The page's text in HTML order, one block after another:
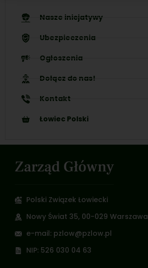
Nasze inicjatywy
Ubezpieczenia
Ogłoszenia
Dołącz do nas!
Kontakt
Łowiec Polski
Zarząd Główny
Polski Związek Łowiecki
Nowy Świat 35, 00-029 Warszawa
e-mail: pzlow@pzlow.pl
NIP: 526 030 04 63